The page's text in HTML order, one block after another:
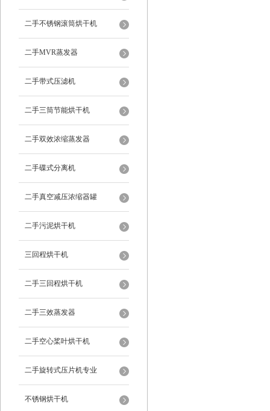
二手不锈钢滚筒烘干机
二手MVR蒸发器
二手带式压滤机
二手三筒节能烘干机
二手双效浓缩蒸发器
二手碟式分离机
二手真空减压浓缩器罐
二手污泥烘干机
三回程烘干机
二手三回程烘干机
二手三效蒸发器
二手空心桨叶烘干机
二手旋转式压片机专业
不锈钢烘干机